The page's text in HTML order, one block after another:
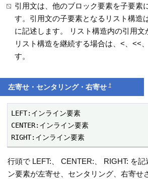
引用文は、他のブロック要素を子要素
す。引用文の子要素となるリスト構造
に記述します。 リスト構造内の引用文
リスト構造を継続する場合は、<、<<
す。
左寄せ・センタリング・右寄せ†
LEFT:インライン要素
CENTER:インライン要素
RIGHT:インライン要素
行頭で LEFT:、 CENTER:、 RIGHT: を
ン要素が左寄せ、センタリング、右寄せ